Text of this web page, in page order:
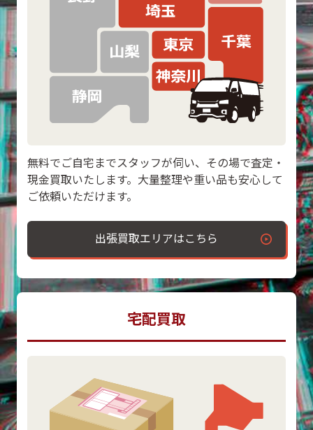
無料でご自宅までスタッフが伺い、その場で査定・
現金買取いたします。大量整理や重い品も安心して
ご依頼いただけます。
出張買取エリアはこちら
宅配買取